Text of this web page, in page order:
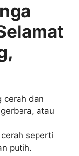
cerah dan
atau
seperti
putih.